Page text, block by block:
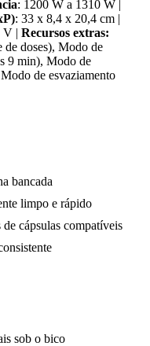
: 1200 W a 1310 W |
: 33 x 8,4 x 20,4 cm |
V | Recursos extras:
de doses), Modo de
9 min), Modo de
de esvaziamento
bancada
limpo e rápido
cápsulas compatíveis
sob o bico